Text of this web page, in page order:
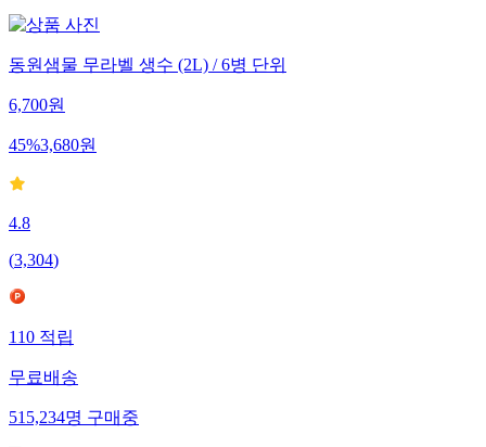
동원샘물 무라벨 생수 (2L) / 6병 단위
6,700원
45%3,680원
4.8
(3,304)
110적립
무료배송
515,234명구매중